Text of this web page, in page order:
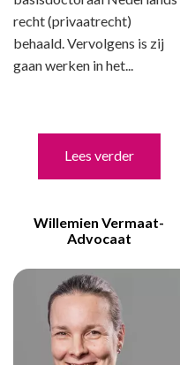
recht (privaatrecht)
behaald. Vervolgens is zij
gaan werken in het...
Lees verder
Willemien Vermaat-
Advocaat